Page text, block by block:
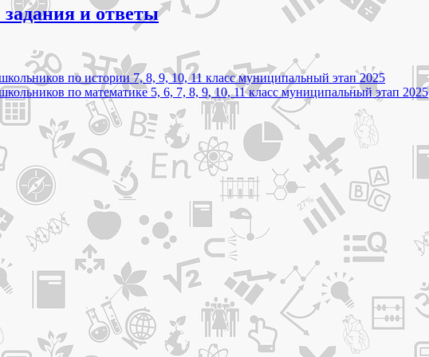
и ответы
по истории 7, 8, 9, 10, 11 класс муниципальный этап 2025
по математике 5, 6, 7, 8, 9, 10, 11 класс муниципальный этап 2025